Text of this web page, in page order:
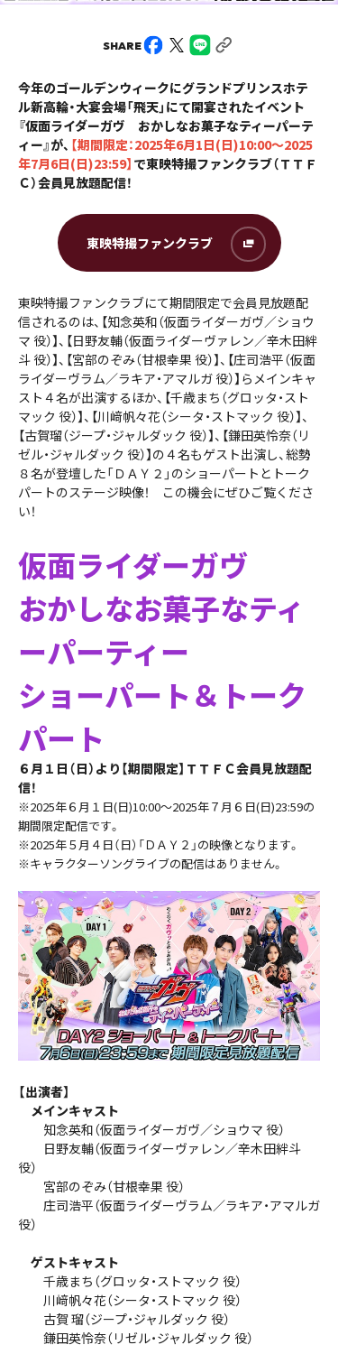
SHARE
今年のゴールデンウィークにグランドプリンスホテ
ル新高輪・大宴会場「飛天」にて開宴されたイベント
『仮面ライダーガヴ おかしなお菓子なティーパーテ
ィー』が、 【期間限定：2025年6月1日(日)10:00～2025
年7月6日(日)23:59】 で東映特撮ファンクラブ（ＴＴＦ
Ｃ）会員見放題配信！
東映特撮ファンクラブ
東映特撮ファンクラブにて期間限定で会員見放題配
信されるのは、【知念英和（仮面ライダーガヴ／ショウ
マ 役）】、【日野友輔（仮面ライダーヴァレン／辛木田絆
斗 役）】、【宮部のぞみ（甘根幸果 役）】、【庄司浩平（仮面
ライダーヴラム／ラキア・アマルガ 役）】らメインキャ
スト４名が出演するほか、【千歳まち（グロッタ・スト
マック 役）】、【川﨑帆々花（シータ・ストマック 役）】、
【古賀瑠（ジープ・ジャルダック 役）】、【鎌田英怜奈（リ
ゼル・ジャルダック 役）】の４名もゲスト出演し、総勢
８名が登壇した「ＤＡＹ２」のショーパートとトーク
パートのステージ映像！ この機会にぜひご覧くださ
い！
仮面ライダーガヴ
おかしなお菓子なティ
ーパーティー
ショーパート＆トーク
パート
６月１日（日）より【期間限定】ＴＴＦＣ会員見放題配
信！
※2025年６月１日(日)10:00～2025年７月６日(日)23:59の
期間限定配信です。
※2025年５月４日（日）「ＤＡＹ２」の映像となります。
※キャラクターソングライブの配信はありません。
【出演者】
メインキャスト
知念英和（仮面ライダーガヴ／ショウマ 役）
日野友輔（仮面ライダーヴァレン／辛木田絆斗
役）
宮部のぞみ（甘根幸果 役）
庄司浩平（仮面ライダーヴラム／ラキア・アマルガ
役）
ゲストキャスト
千歳まち（グロッタ・ストマック 役）
川﨑帆々花（シータ・ストマック 役）
古賀 瑠（ジープ・ジャルダック 役）
鎌田英怜奈（リゼル・ジャルダック 役）